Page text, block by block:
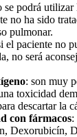
se podrá utilizar
no ha sido
pulmonar.
el paciente no
no será
: son muy
toxicidad
descartar la
con fármacos:
Dexorubicín,